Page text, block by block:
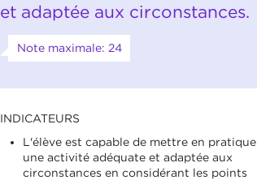
et adaptée aux circonstances.
Note maximale: 24
INDICATEURS
L'élève est capable de mettre en pratique
une activité adéquate et adaptée aux
circonstances en considérant les points